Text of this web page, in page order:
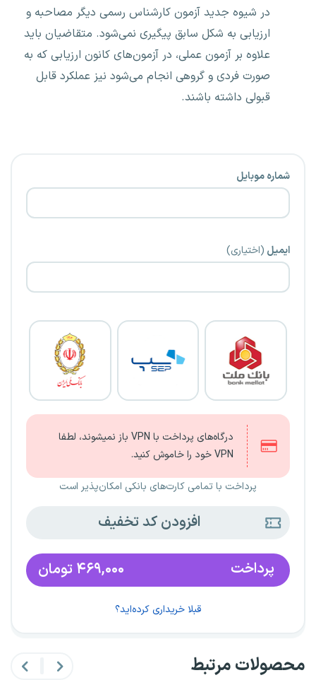
در شیوه جدید آزمون کارشناس رسمی دیگر مصاحبه و
ارزیابی به شکل سابق پیگیری نمی‌شود. متقاضیان باید
علاوه بر آزمون عملی، در آزمون‌های کانون ارزیابی که به
صورت فردی و گروهی انجام می‌شود نیز عملکرد قابل
قبولی داشته باشند.
شماره موبایل
ایمیل (اختیاری)
درگاه‌های پرداخت با VPN باز نمیشوند، لطفا
VPN خود را خاموش کنید.
پرداخت با تمامی کارت‌های بانکی امکان‌پذیر است
افزودن کد تخفیف
پرداخت ۴۶۹,۰۰۰ تومان
قبلا خریداری کرده‌اید؟
محصولات مرتبط